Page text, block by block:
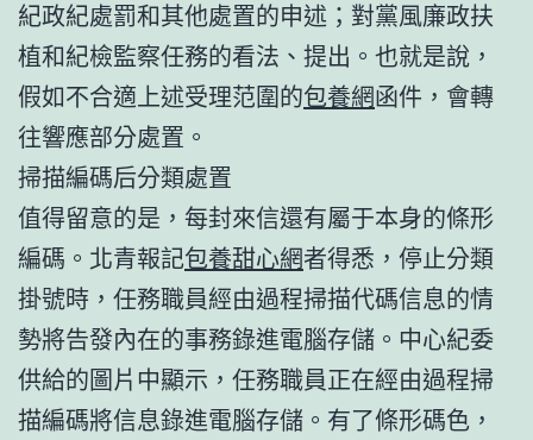
紀政紀處罰和其他處置的申述；對黨風廉政扶
植和紀檢監察任務的看法、提出。也就是說，
假如不合適上述受理范圍的包養網函件，會轉
往響應部分處置。
掃描編碼后分類處置
值得留意的是，每封來信還有屬于本身的條形
編碼。北青報記包養甜心網者得悉，停止分類
掛號時，任務職員經由過程掃描代碼信息的情
勢將告發內在的事務錄進電腦存儲。中心紀委
供給的圖片中顯示，任務職員正在經由過程掃
描編碼將信息錄進電腦存儲。有了條形碼色，